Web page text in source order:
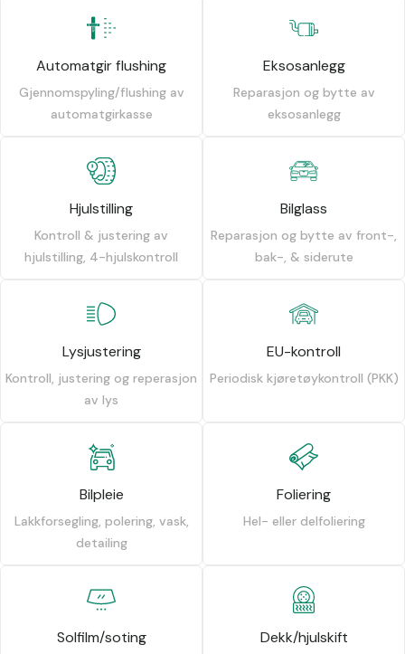
Automatgir flushing
Gjennomspyling/flushing av
automatgirkasse
Eksosanlegg
Reparasjon og bytte av
eksosanlegg
Hjulstilling
Kontroll & justering av
hjulstilling, 4-hjulskontroll
Bilglass
Reparasjon og bytte av front-,
bak-, & siderute
Lysjustering
Kontroll, justering og reperasjon
av lys
EU-kontroll
Periodisk kjøretøykontroll (PKK)
Bilpleie
Lakkforsegling, polering, vask,
detailing
Foliering
Hel- eller delfoliering
Solfilm/soting Dekk/hjulskift